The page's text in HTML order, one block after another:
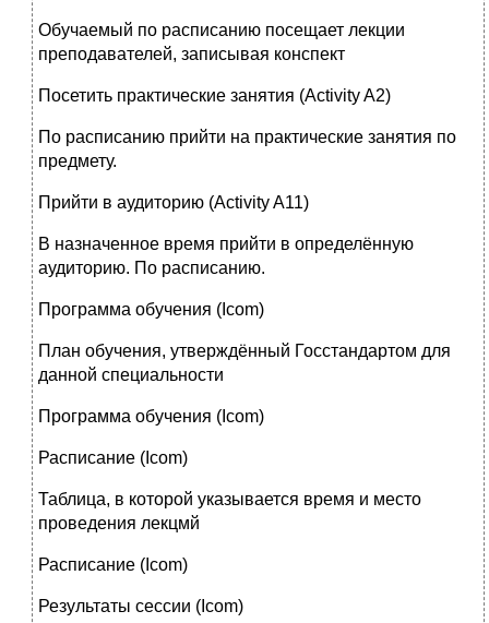
Обучаемый по расписанию посещает лекции
преподавателей, записывая конспект
Посетить практические занятия (Activity A2)
По расписанию прийти на практические занятия по
предмету.
Прийти в аудиторию (Activity A11)
В назначенное время прийти в определённую
аудиторию. По расписанию.
Программа обучения (Icom)
План обучения, утверждённый Госстандартом для
данной специальности
Программа обучения (Icom)
Расписание (Icom)
Таблица, в которой указывается время и место
проведения лекцмй
Расписание (Icom)
Результаты сессии (Icom)